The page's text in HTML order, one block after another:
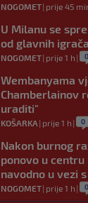
NOGOMET| prije 45
U Milanu se
od glavnih
NOGOMET| prije 1 h | 0
Wembanyama
Chamberlainov
uraditi"
KOŠARKA | prije 1 h | 0
Nakon burnog
ponovo u centru
navodno u vezi
NOGOMET| prije 1 h | 0